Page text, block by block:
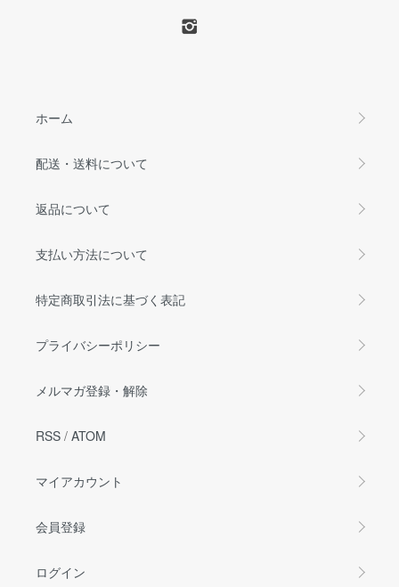
ホーム
配送・送料について
返品について
支払い方法について
特定商取引法に基づく表記
プライバシーポリシー
メルマガ登録・解除
RSS / ATOM
マイアカウント
会員登録
ログイン